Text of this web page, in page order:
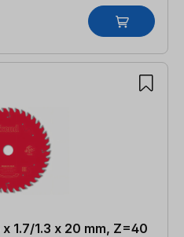
1.7/1.3 x 20 mm, Z=40